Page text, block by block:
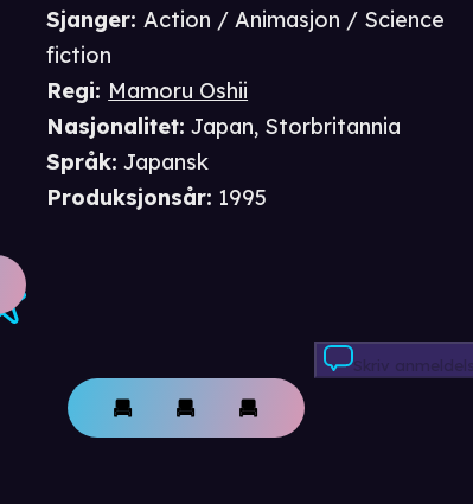
Skriv
Sjanger:Action / Animasjon / Science
fiction
Regi: Mamoru Oshii
Nasjonalitet: Japan, Storbritannia
Språk: Japansk
Produksjonsår: 1995